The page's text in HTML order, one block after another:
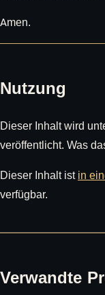
Amen.
Nutzung
Dieser Inhalt wird
veröffentlicht. Was
Dieser Inhalt istin
verfügbar.
Verwandte